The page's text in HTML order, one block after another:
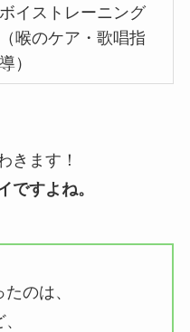
ボイストレーニング
（喉のケア・歌唱指
導）
きます！
ですよね。
のは、